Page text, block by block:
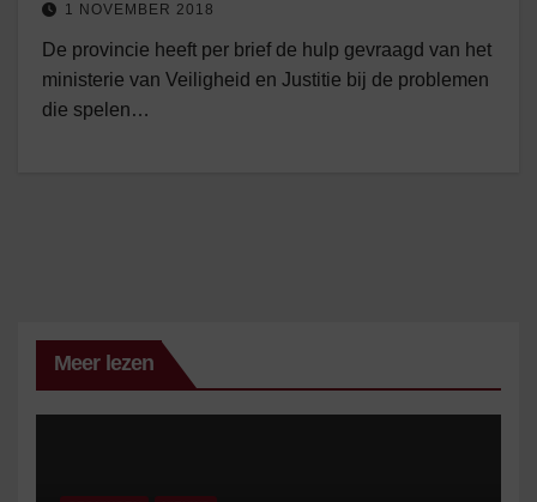
1 NOVEMBER 2018
De provincie heeft per brief de hulp gevraagd van het
ministerie van Veiligheid en Justitie bij de problemen
die spelen…
Meer lezen